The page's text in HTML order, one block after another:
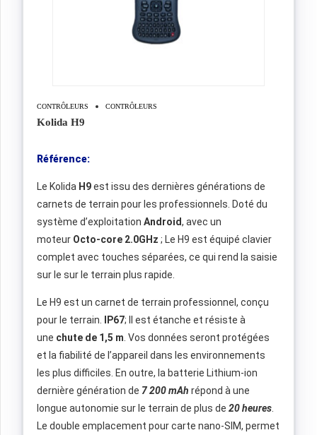
CONTRÔLEURS CONTRÔLEURS
Kolida H9
Référence:
Le Kolida H9est issu des dernières générations de
carnets de terrain pour les professionnels. Doté du
système d’exploitation Android, avec un
moteur Octo-core 2.0GHz ; Le H9 est équipé clavier
complet avec touches séparées, ce qui rend la saisie
sur le sur le terrain plus rapide.
Le H9 est un carnet de terrain professionnel, conçu
pour le terrain.
IP67; Il est étanche et résiste à
une chute de 1,5 m . Vos données seront protégées
et la fiabilité de l’appareil dans les environnements
les plus difficiles. En outre, la batterie Lithium-ion
dernière génération de 7 200 mAh répond à une
longue autonomie sur le terrain de plus de 20 heures
Le double emplacement pour carte nano-SIM, permet